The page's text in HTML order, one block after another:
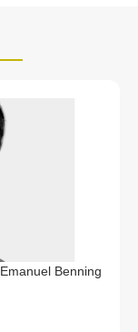
Emanuel Benning